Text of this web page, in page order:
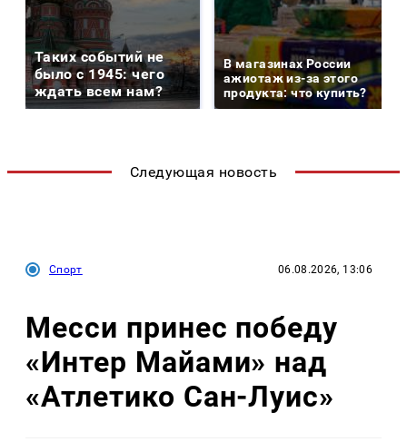
Таких событий не
было с 1945: чего
ждать всем нам?
В магазинах России
ажиотаж из-за этого
продукта: что купить?
Следующая новость
Спорт 06.08.2026, 13:06
Месси принес победу
«Интер Майами» над
«Атлетико Сан-Луис»